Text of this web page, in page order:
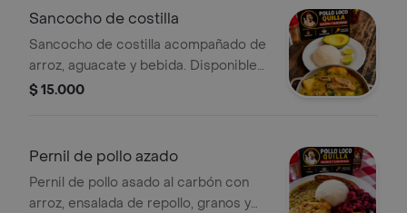
Sancocho de costilla
Sancocho de costilla acompañado de
arroz, aguacate y bebida. Disponible
de 10 am a 4 pm.
$ 15.000
Pernil de pollo azado
Pernil de pollo asado al carbón con
arroz, ensalada de repollo, granos y